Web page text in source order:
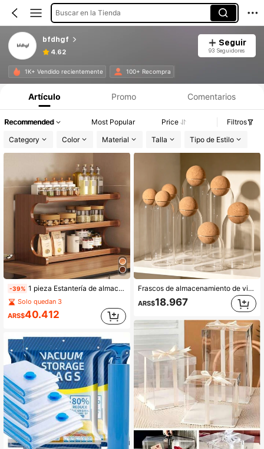
Buscar en la Tienda
bfdhgf
4.62
Seguir
93 Seguidores
1K+ Vendido recientemente 100+ Recompra
Artículo Promo Comentarios
Recommended Most Popular Price
Filtros
Category
Color Material Talla Tipo de Estilo
-39% 1 pieza Estantería de almacenamiento de cocina vintage multicapa, estantes gruesos, resistente y de carga potente, colocación abierta, fácil instalación y movimiento, unidad de estantería multipropósito de estilo chino moderno, organizador de mesa de comedor de alta gama, portavasos, almacenamiento y organización para sala de estar, adecuado para oficina, sala de estar, dormitorio, gran regalo para amigos y familiares, decoración de habitación, decoración de mesa de comedor
Solo quedan 3
ARS$40.412
Frascos de almacenamiento de vidrio con tapa de bola de corcho esférica, tarros decorativos de vidrio borosilicato transparente, contenedor sellado a prueba de polvo de varios tamaños, organizador de exhibición para estante de escritorio de baño, decoración del hogar
ARS$18.967